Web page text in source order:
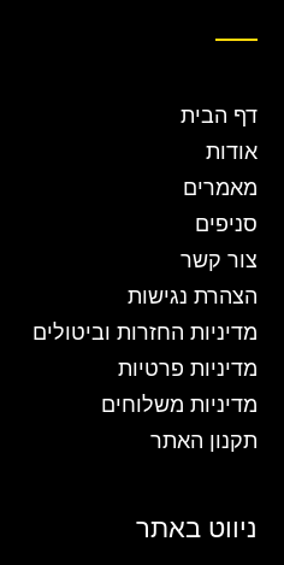
דף הבית
אודות
מאמרים
סניפים
צור קשר
הצהרת נגישות
מדיניות החזרות וביטולים
מדיניות פרטיות
מדיניות משלוחים
תקנון האתר
ניווט באתר